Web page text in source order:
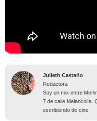
Julieth Castaño
Redactora
Soy un mix entre
7 de calle Melancolía.
escribiendo de cine